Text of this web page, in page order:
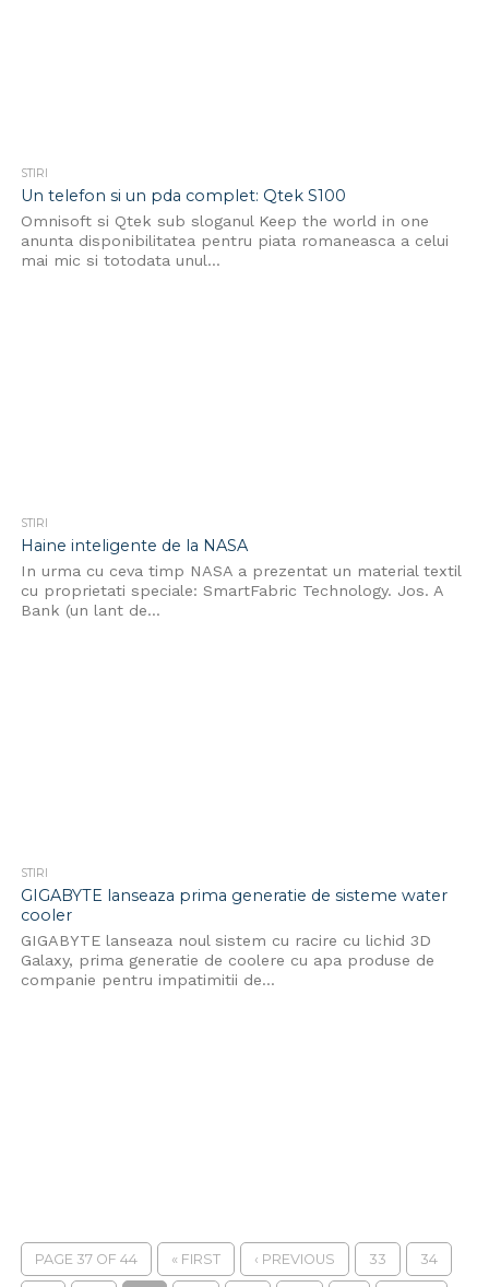
STIRI
Un telefon si un pda complet: Qtek S100
Omnisoft si Qtek sub sloganul Keep the world in one
anunta disponibilitatea pentru piata romaneasca a celui
mai mic si totodata unul...
STIRI
Haine inteligente de la NASA
In urma cu ceva timp NASA a prezentat un material textil
cu proprietati speciale: SmartFabric Technology. Jos. A
Bank (un lant de...
STIRI
GIGABYTE lanseaza prima generatie de sisteme water
cooler
GIGABYTE lanseaza noul sistem cu racire cu lichid 3D
Galaxy, prima generatie de coolere cu apa produse de
companie pentru impatimitii de...
PAGE 37 OF 44 « FIRST ‹ PREVIOUS 33 34